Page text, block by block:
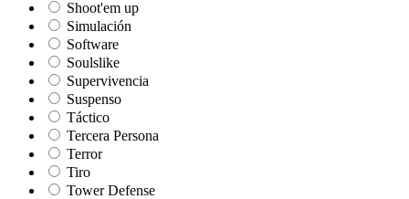
Shoot'em up
Simulación
Software
Soulslike
Supervivencia
Suspenso
Táctico
Tercera Persona
Terror
Tiro
Tower Defense